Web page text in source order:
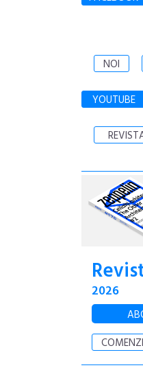
NOI
YOUTUBE
2026
COMENZI